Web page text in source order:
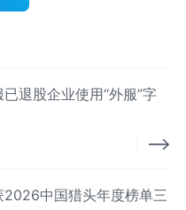
退股企业使用“外服”字
2026中国猎头年度榜单三